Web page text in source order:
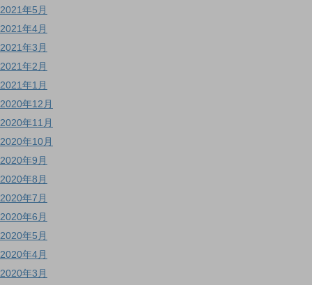
2021年5月
2021年4月
2021年3月
2021年2月
2021年1月
2020年12月
2020年11月
2020年10月
2020年9月
2020年8月
2020年7月
2020年6月
2020年5月
2020年4月
2020年3月